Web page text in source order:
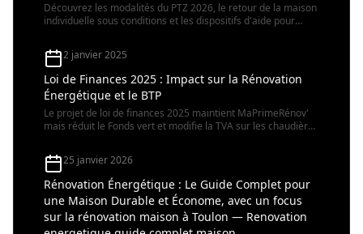
Découvrez les modalités du PTZ 2026, le retour de la maison
individuelle sous conditions et les dispositifs d'aide pour
2 janvier 2025
Loi de Finances 2025 : Impact sur la Rénovation
Énergétique et le BTP
Le projet de loi de finances 2025 maintient MaPrimeRénov'
mais réduit le Fonds vert et modifie la TVA sur les chaudières
bâtiment en région PACA.
25 janvier 2026
Rénovation Énergétique : Le Guide Complet pour
une Maison Durable et Économe, avec un focus
sur la rénovation maison à Toulon — Renovation